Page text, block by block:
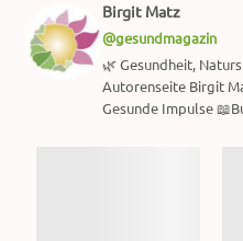
Birgit Matz
@gesundmagazin
🌿 Gesundheit,
Autorenseite Birgit
Gesunde Impulse